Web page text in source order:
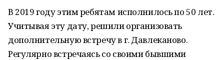
В 2019 году этим ребятам исполнилось по 50 лет.
Учитывая эту дату, решили организовать
дополнительную встречу в г. Давлеканово.
Регулярно встречаясь со своими бывшими